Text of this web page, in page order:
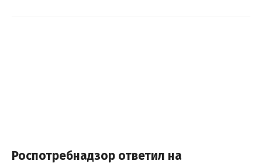
Роспотребнадзор ответил на